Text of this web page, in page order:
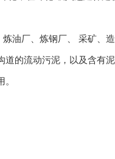
厂、炼钢厂、 采矿、
的流动污泥，以及含有
。